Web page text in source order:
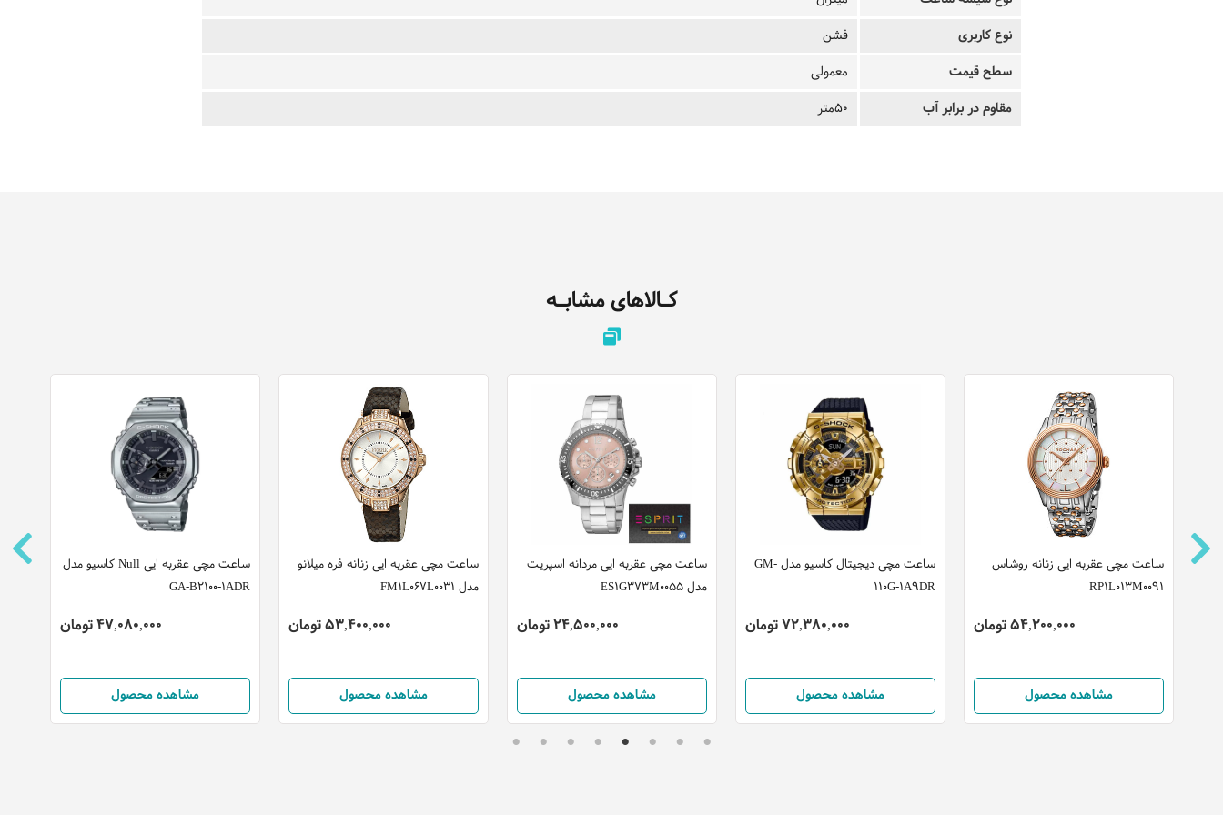
نوع کاربری
فشن
سطح قیمت
معمولی
مقاوم در برابر آب
50متر
کـالاهای مشابـه
ساعت مچی عقربه ایی Null کاسیو مدل
GA-B2100-1ADR
47,080,000 تومان
مشاهده محصول
ساعت مچی عقربه ایی زنانه فره میلانو
مدل FM1L067L0031
53,400,000 تومان
مشاهده محصول
ساعت مچی عقربه ایی مردانه اسپریت
مدل ES1G373M0055
24,500,000 تومان
مشاهده محصول
ساعت مچی دیجیتال کاسیو مدل GM-
110G-1A9DR
72,380,000 تومان
مشاهده محصول
ساعت مچی عقربه ایی زنانه روشاس
RP1L013M0091
54,200,000 تومان
مشاهده محصول